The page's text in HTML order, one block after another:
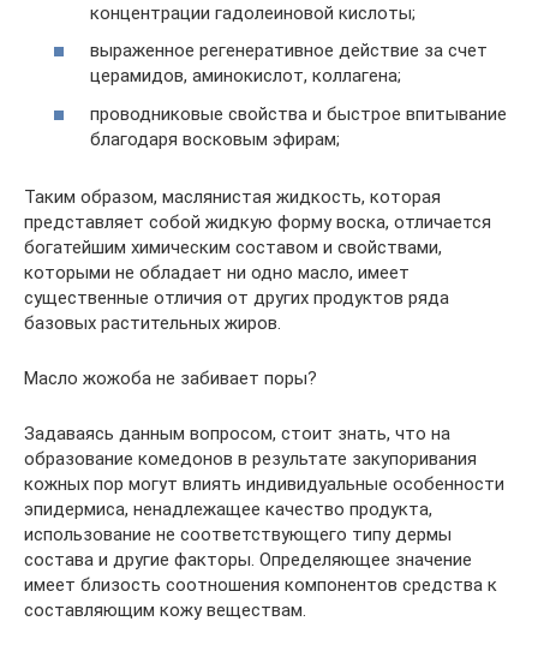
концентрации гадолеиновой кислоты;
выраженное регенеративное действие за счет
церамидов, аминокислот, коллагена;
проводниковые свойства и быстрое впитывание
благодаря восковым эфирам;
Таким образом, маслянистая жидкость, которая
представляет собой жидкую форму воска, отличается
богатейшим химическим составом и свойствами,
которыми не обладает ни одно масло, имеет
существенные отличия от других продуктов ряда
базовых растительных жиров.
Масло жожоба не забивает поры?
Задаваясь данным вопросом, стоит знать, что на
образование комедонов в результате закупоривания
кожных пор могут влиять индивидуальные особенности
эпидермиса, ненадлежащее качество продукта,
использование не соответствующего типу дермы
состава и другие факторы. Определяющее значение
имеет близость соотношения компонентов средства к
составляющим кожу веществам.